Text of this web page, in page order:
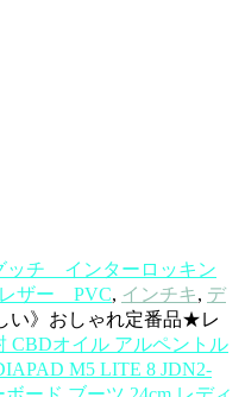
ッチ インターロッキン
ザー PVC, インチキ, デ
い》おしゃれ定番品★レ
CBDオイル アルペントル
M5 LITE 8 JDN2-